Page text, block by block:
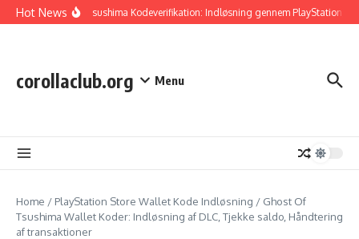
Skip to content
Hot News
Ghost Of Tsushima Kodeverifikation: Indløsning gennem PlayStation,
corollaclub.org Menu
Home / PlayStation Store Wallet Kode Indløsning / Ghost Of
Tsushima Wallet Koder: Indløsning af DLC, Tjekke saldo, Håndtering
af transaktioner